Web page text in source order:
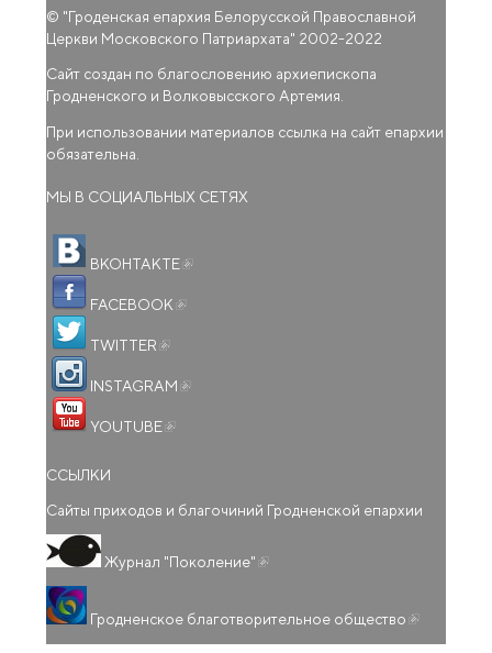
© "Гроденская епархия Белорусской Православной
Церкви Московского Патриархата" 2002-2022
Сайт создан по благословению архиепископа
Гродненского и Волковысского Артемия.
При использовании материалов ссылка на сайт епархии
обязательна.
МЫ В СОЦИАЛЬНЫХ СЕТЯХ
ВКОНТАКТЕ
FACEBOOK
TWITTER
INSTAGRAM
YOUTUBE
ССЫЛКИ
Сайты приходов и благочиний Гродненской епархии
Журнал "Поколение"
Гродненское благотворительное общество ссылка)